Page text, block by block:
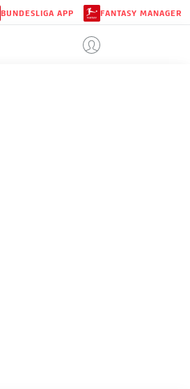
BUNDESLIGA APP FANTASY MANAGER